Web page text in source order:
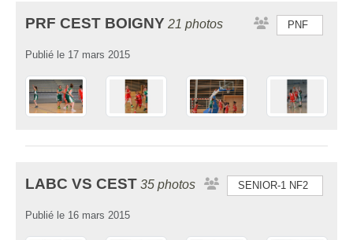
PRF CEST BOIGNY 21 photos PNF
Publié le 17 mars 2015
LABC VS CEST 35 photos SENIOR-1 NF2
Publié le 16 mars 2015